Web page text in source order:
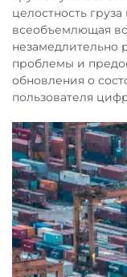
целостность
всеобъемлющая
незамедлительно
проблемы и
обновления о
пользователя